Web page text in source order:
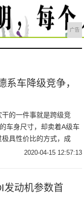
广告
系车降级竞争，
的一件事就是跨级竞
车身尺寸，却卖着A级车
具性价比的方式，成
"面包"。这一点在竞争激
空间却丝毫不逊色中型
2020-04-15 12:57:13
发动机参数首